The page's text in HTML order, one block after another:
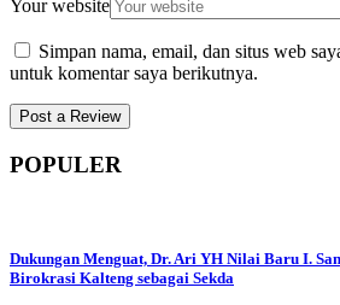
Your website
Simpan nama, email, dan situs web
untuk komentar saya berikutnya.
POPULER
Dukungan Menguat, Dr. Ari YH Nilai Baru I.
Birokrasi Kalteng sebagai Sekda